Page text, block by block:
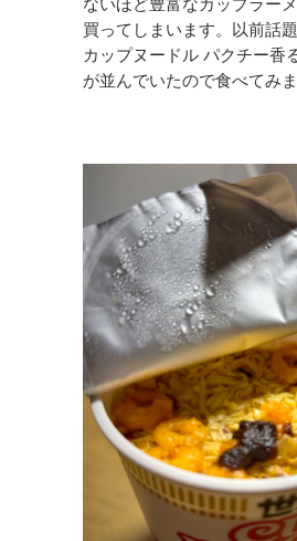
ないほど豊富なカップラー
買ってしまいます。以前話
カップヌードル パクチー香
が並んでいたので食べてみま